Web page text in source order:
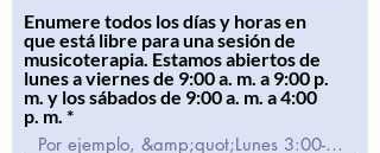
Enumere todos los días y horas en
que está libre para una sesión de
musicoterapia. Estamos abiertos de
lunes a viernes de 9:00 a. m. a 9:00 p.
m. y los sábados de 9:00 a. m. a 4:00
p. m.